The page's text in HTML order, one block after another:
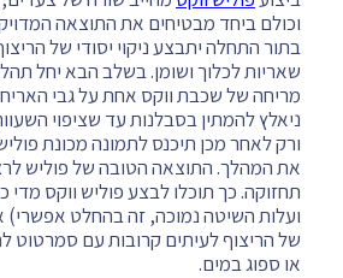
וכולם ביחד מבטיחים את התוצאה
בתור התחלה יתבצע ניקוי יסודי של
שאריות לכלוך ושומן. בשלב הבא יחל
מריחה של שכבת ווקס אחת על גבי
ניאלץ להמתין בסבלנות עד שציפוי
ורק לאחר מכן תיכנס לתמונה מכונת
את המהלך. התוצאה הטובה של פוליש
תחזוקה. כך תוכלו לבצע פוליש ווקס
ועלות השיטה נמוכה, זה בהחלט אפשרי)
של הריצוף לעיתים קרובות עם סמרטוט
או ספוג במים.